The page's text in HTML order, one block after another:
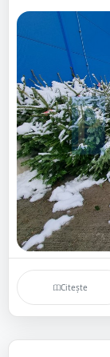
Citește